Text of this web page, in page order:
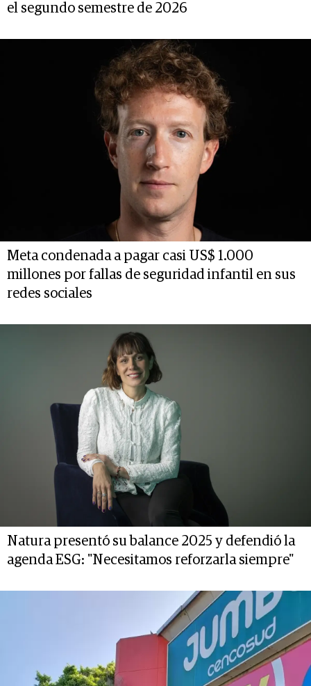
el segundo semestre de 2026
Meta condenada a pagar casi US$ 1.000
millones por fallas de seguridad infantil en sus
redes sociales
Natura presentó su balance 2025 y defendió la
agenda ESG: "Necesitamos reforzarla siempre"